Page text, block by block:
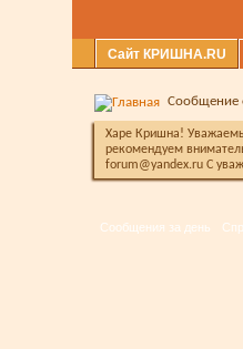
Сайт КРИШНА.RU
Сообщения за день
Сообщение
Харе Кришна!
рекомендуем
forum@yandex.ru С